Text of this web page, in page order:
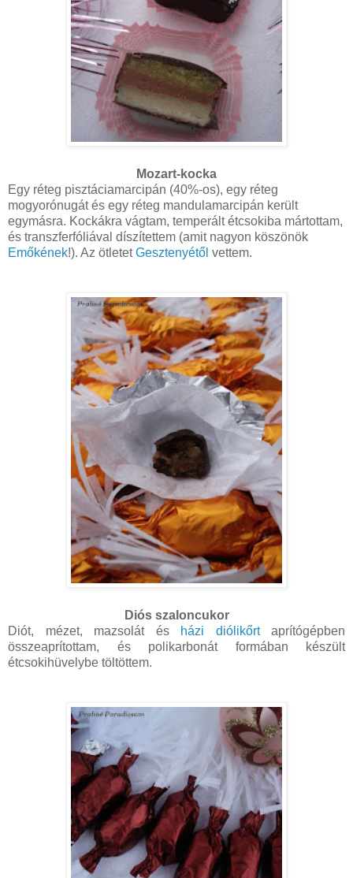
Mozart-kocka
Egy réteg pisztáciamarcipán (40%-os), egy réteg
mogyorónugát és egy réteg mandulamarcipán került
egymásra. Kockákra vágtam, temperált étcsokiba mártottam,
és transzferfóliával díszítettem (amit nagyon köszönök
Emőkének!). Az ötletetGesztenyétől vettem.
Diós szaloncukor
Diót, mézet, mazsolát és
házi diólikőrtaprítógépben
összeaprítottam, és polikarbonát formában készült
étcsokihüvelybe töltöttem.